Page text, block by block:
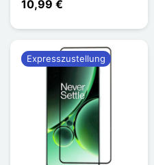
10,99 €
Expresszustellung